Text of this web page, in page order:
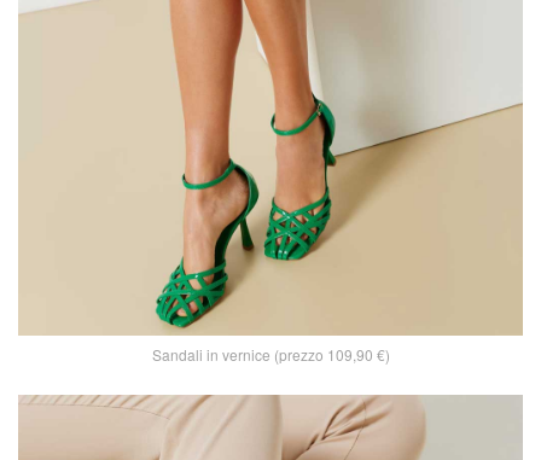
Sandali in vernice (prezzo 109,90 €)